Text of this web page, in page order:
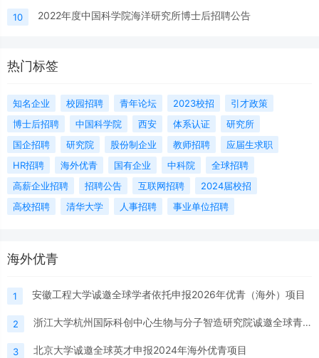
10 2022年度中国科学院海洋研究所博士后招聘公告
热门标签
知名企业 校园招聘 青年论坛 2023校招
引才政策
博士后招聘
中国科学院 西安 体系认证
研究所
国企招聘
研究院 股份制企业 教师招聘
应届生求职
HR招聘
海外优青 国有企业 中科院
全球招聘
高薪企业招聘
招聘公告 互联网招聘
2024届校招
高校招聘
清华大学 人事招聘 事业单位招聘
海外优青
1 安徽工程大学诚邀全球学者依托申报2026年优青（海外）项目
2 浙江大学杭州国际科创中心生物与分子智造研究院诚邀全球青年人才共筑未来
3 北京大学诚邀全球英才申报2024年海外优青项目